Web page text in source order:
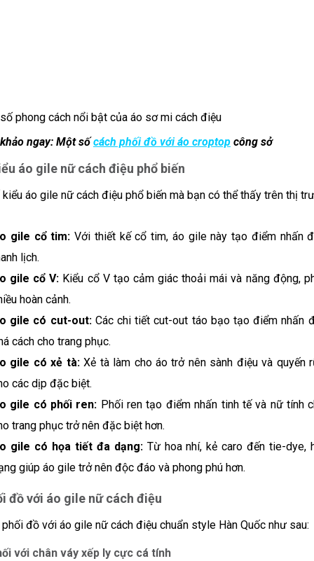
phong cách nổi bật của áo sơ mi cách điệu
ngay: Một sốcách phối đồ với áo croptop công sở
áo gile nữ cách điệu phổ biến
áo gile nữ cách điệu phổ biến mà bạn có thể thấy trên thị
gile cổ tim:Với thiết kế cổ tim, áo gile này tạo điểm nhấn
lịch.
gile cổ V: Kiểu cổ V tạo cảm giác thoải mái và năng động,
hoàn cảnh.
gile có cut-out: Các chi tiết cut-out táo bạo tạo điểm nhấn
cách cho trang phục.
gile có xẻ tà:Xẻ tà làm cho áo trở nên sành điệu và quyến
các dịp đặc biệt.
gile có phối ren: Phối ren tạo điểm nhấn tinh tế và nữ tính
trang phục trở nên đặc biệt hơn.
gile có họa tiết đa dạng:Từ hoa nhí, kẻ caro đến tie-dye,
giúp áo gile trở nên độc đáo và phong phú hơn.
đồ với áo gile nữ cách điệu
phối đồ với áo gile nữ cách điệu chuẩn style Hàn Quốc như sau:
với chân váy xếp ly cực cá tính